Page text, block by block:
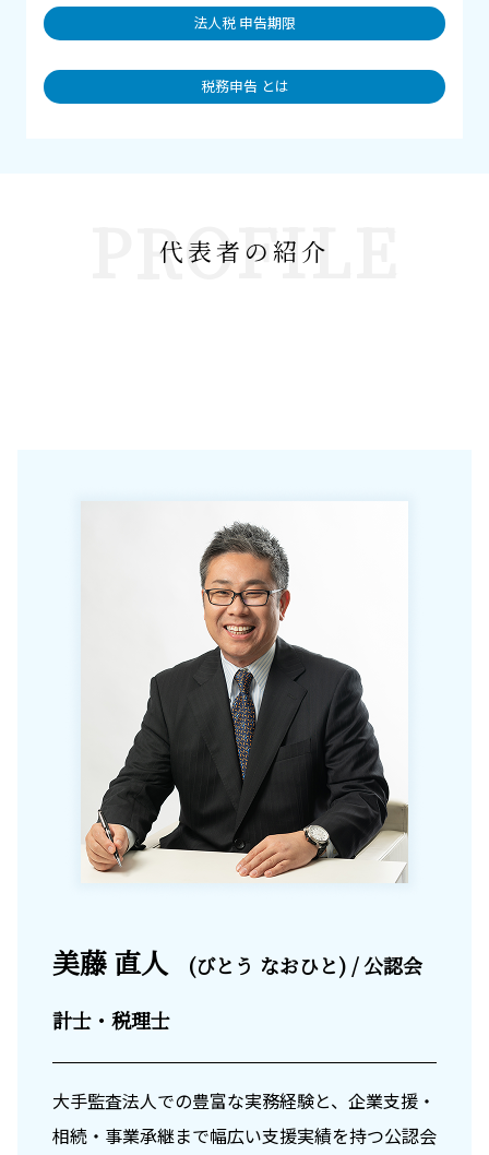
法人税 申告期限
税務申告 とは
PROFILE
代表者の紹介
美藤 直人
(びとう なおひと) / 公認会
計士・税理士
大手監査法人での豊富な実務経験と、企業支援・
相続・事業承継まで幅広い支援実績を持つ公認会